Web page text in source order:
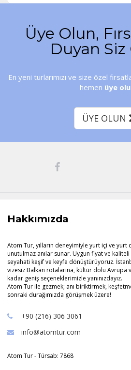
Üye Olun,
Duyan Siz
En yeni turlarımızı ve size özel
hemen üye
ÜYE OLUN
Hakkımızda
Atom Tur, yılların deneyimiyle yurt içi ve yurt
unutulmaz anılar sunar. Uygun fiyat ve kaliteli
seyahati keşif ve keyfe dönüştürüyoruz.
vizesiz Balkan rotalarına, kültür dolu Avrupa
kadar geniş seçeneklerimizle yanınızdayız.
Atom Tur ile gezmek; anı biriktirmek,
sonraki durağımızda görüşmek üzere!
+90 (216) 306 3061
info@atomtur.com
Atom Tur - Türsab: 7868